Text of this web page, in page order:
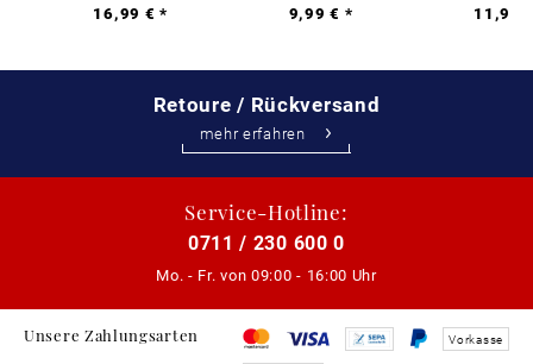
16,99 € *
9,99 € *
11,99
Retoure / Rückversand
mehr erfahren
Service-Hotline:
0711 / 230 600 0
Mo. - Fr. von 09:00 - 16:00 Uhr
Unsere Zahlungsarten Vorkasse